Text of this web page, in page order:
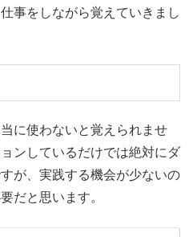
事をしながら覚えていきまし
に使わないと覚えられませ
ンしているだけでは絶対にダ
が、実践する機会が少ないの
だと思います。